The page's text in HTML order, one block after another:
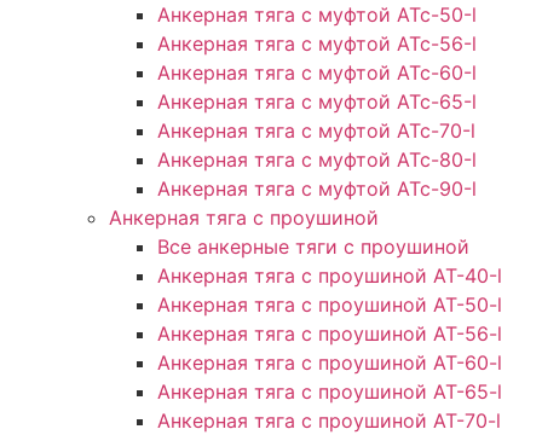
Анкерная тяга с муфтой АТс-50-l
Анкерная тяга с муфтой АТс-56-l
Анкерная тяга с муфтой АТс-60-l
Анкерная тяга с муфтой АТс-65-l
Анкерная тяга с муфтой АТс-70-l
Анкерная тяга с муфтой АТс-80-l
Анкерная тяга с муфтой АТс-90-l
Анкерная тяга с проушиной
Все анкерные тяги с проушиной
Анкерная тяга с проушиной АТ-40-l
Анкерная тяга с проушиной AT-50-l
Анкерная тяга с проушиной AT-56-l
Анкерная тяга с проушиной AT-60-l
Анкерная тяга с проушиной AT-65-l
Анкерная тяга с проушиной AT-70-l